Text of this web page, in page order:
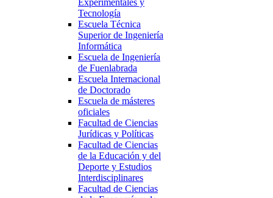
Experimentales y
Tecnología
Escuela Técnica
Superior de Ingeniería
Informática
Escuela de Ingeniería
de Fuenlabrada
Escuela Internacional
de Doctorado
Escuela de másteres
oficiales
Facultad de Ciencias
Jurídicas y Políticas
Facultad de Ciencias
de la Educación y del
Deporte y Estudios
Interdisciplinares
Facultad de Ciencias